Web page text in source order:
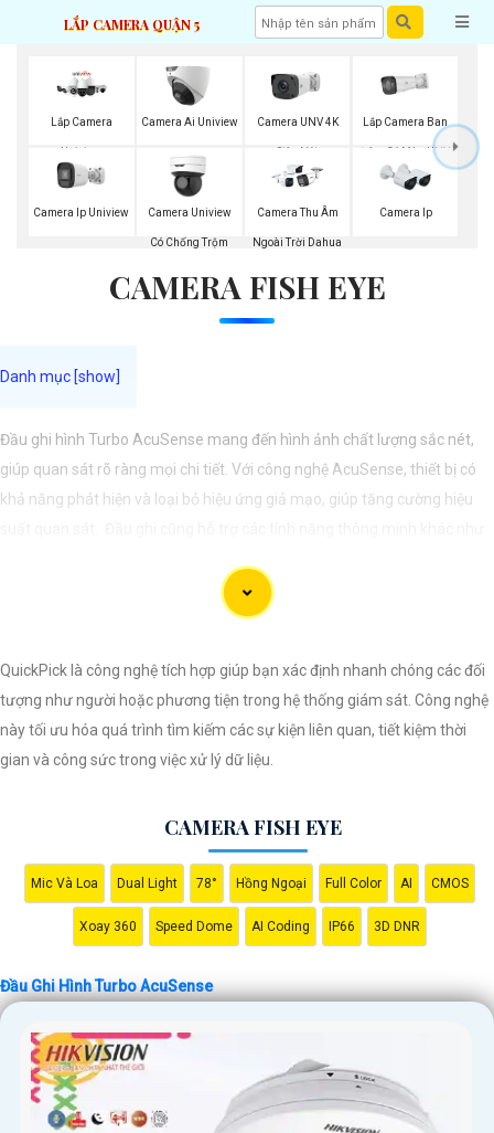
LẮP CAMERA QUẬN 5
Lắp Camera
Uniview
Camera Ai Uniview Camera UNV 4K
Siêu Nét
Lắp Camera Ban
Đêm Có Màu UNV
Camera Ip Uniview Camera Uniview
Có Chống Trộm
Camera Thu Âm
Ngoài Trời Dahua
Camera Ip
CAMERA FISH EYE
Đầu ghi hình Turbo AcuSense mang đến hình ảnh chất lượng sắc nét,
giúp quan sát rõ ràng mọi chi tiết. Với công nghệ AcuSense, thiết bị có
khả năng phát hiện và loại bỏ hiệu ứng giả mạo, giúp tăng cường hiệu
mang lại giải pháp an ninh hiệu quả cho người dùng.
QuickPick là công nghệ tích hợp giúp bạn xác định nhanh chóng các đối
tượng như người hoặc phương tiện trong hệ thống giám sát. Công nghệ
này tối ưu hóa quá trình tìm kiếm các sự kiện liên quan, tiết kiệm thời
gian và công sức trong việc xử lý dữ liệu.
CAMERA FISH EYE
Mic Và Loa Dual Light 78° Hồng Ngoại Full Color AI CMOS
Xoay 360 Speed Dome AI Coding IP66 3D DNR
Đầu Ghi Hình Turbo AcuSense